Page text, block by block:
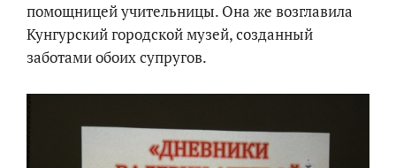
помощницей учительницы. Она же возглавила
Кунгурский городской музей, созданный
заботами обоих супругов.